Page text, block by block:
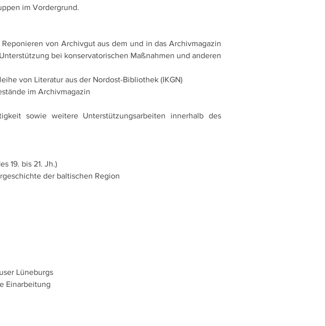
im Vordergrund.
von Archivgut aus dem und in das Archivmagazin
bei konservatorischen Maßnahmen und anderen
von Literatur aus der Nordost-Bibliothek (IKGN)
im Archivmagazin
sowie weitere Unterstützungsarbeiten innerhalb des
19. bis 21. Jh.)
der baltischen Region
Lüneburgs
Einarbeitung